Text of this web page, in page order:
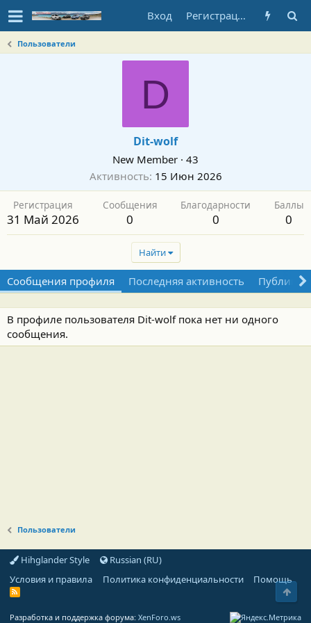
Вход Регистрация
Пользователи
D
Dit-wolf
New Member · 43
Активность 15 Июн 2026
Регистрация
31 Май 2026
Сообщения
0
Благодарности
0
Баллы
0
Найти
Сообщения профиля Последняя активность
В профиле пользователя Dit-wolf пока нет ни одного
сообщения.
Пользователи
Hihglander Style
Russian (RU)
Условия и правила
Политика конфиденциальности Помощь
R
Разработка и поддержка форума: XenForo.ws